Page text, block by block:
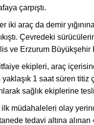
çarpıştı.
iki araç da demir
Çevredeki
ve Erzurum
ekipleri, araç
1 saat süren titiz
sağlık ekiplerine
ilk müdahaleleri olay
tedavi altına